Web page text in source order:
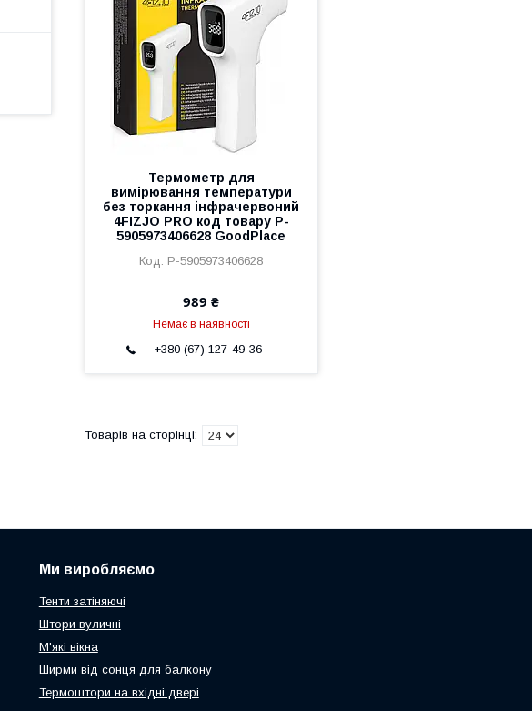
Термометр для
вимірювання температури
без торкання інфрачервоний
4FIZJO PRO код товару P-
5905973406628 GoodPlace
P-5905973406628
989 ₴
Немає в наявності
+380 (67) 127-49-36
Ми виробляємо
Тенти затіняючі
Штори вуличні
М'які вікна
Ширми від сонця для балкону
Термоштори на вхідні двері